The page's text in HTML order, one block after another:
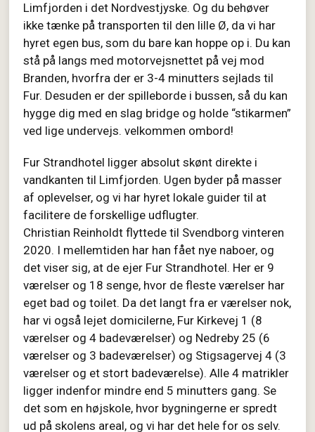
Limfjorden i det Nordvestjyske. Og du behøver
ikke tænke på transporten til den lille Ø, da vi har
hyret egen bus, som du bare kan hoppe op i. Du kan
stå på langs med motorvejsnettet på vej mod
Branden, hvorfra der er 3-4 minutters sejlads til
Fur. Desuden er der spilleborde i bussen, så du kan
hygge dig med en slag bridge og holde “stikarmen”
ved lige undervejs. velkommen ombord!
Fur Strandhotel ligger absolut skønt direkte i
vandkanten til Limfjorden. Ugen byder på masser
af oplevelser, og vi har hyret lokale guider til at
facilitere de forskellige udflugter.
Christian Reinholdt flyttede til Svendborg vinteren
2020. I mellemtiden har han fået nye naboer, og
det viser sig, at de ejer Fur Strandhotel. Her er 9
værelser og 18 senge, hvor de fleste værelser har
eget bad og toilet. Da det langt fra er værelser nok,
har vi også lejet domicilerne, Fur Kirkevej 1 (8
værelser og 4 badeværelser) og Nedreby 25 (6
værelser og 3 badeværelser) og Stigsagervej 4 (3
værelser og et stort badeværelse). Alle 4 matrikler
ligger indenfor mindre end 5 minutters gang. Se
det som en højskole, hvor bygningerne er spredt
ud på skolens areal, og vi har det hele for os selv.